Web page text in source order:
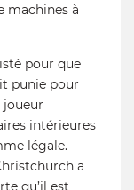
machines à
pour que
punie pour
joueur
intérieures
légale.
a
qu’il est